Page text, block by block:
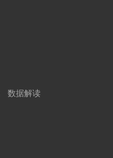
数据解读